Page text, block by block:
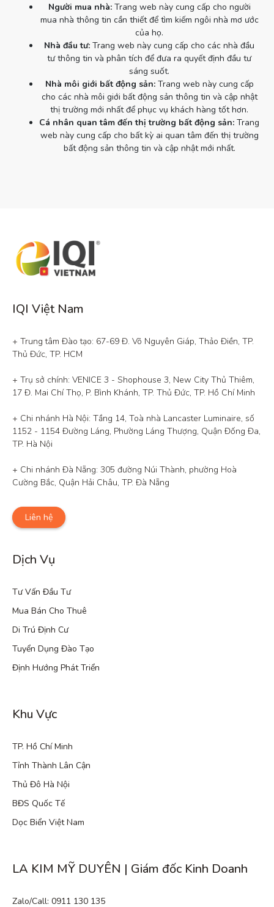
Người mua nhà:Trang web này cung cấp cho người
mua nhà thông tin cần thiết để tìm kiếm ngôi nhà mơ ước
của họ.
Nhà đầu tư: Trang web này cung cấp cho các nhà đầu
tư thông tin và phân tích để đưa ra quyết định đầu tư
sáng suốt.
Nhà môi giới bất động sản:Trang web này cung cấp
cho các nhà môi giới bất động sản thông tin và cập nhật
thị trường mới nhất để phục vụ khách hàng tốt hơn.
Cá nhân quan tâm đến thị trường bất động sản: Trang
web này cung cấp cho bất kỳ ai quan tâm đến thị trường
bất động sản thông tin và cập nhật mới nhất.
IQI Việt Nam
+ Trung tâm Đào tạo: 67-69 Đ. Võ Nguyên Giáp, Thảo Điền, TP.
Thủ Đức, TP. HCM
+ Trụ sở chính: VENICE 3 - Shophouse 3, New City Thủ Thiêm,
17 Đ. Mai Chí Thọ, P. Bình Khánh, TP. Thủ Đức, TP. Hồ Chí Minh
+ Chi nhánh Hà Nội: Tầng 14, Toà nhà Lancaster Luminaire, số
1152 - 1154 Đường Láng, Phường Láng Thượng, Quận Đống Đa,
TP. Hà Nội
+ Chi nhánh Đà Nẵng: 305 đường Núi Thành, phường Hoà
Cường Bắc, Quận Hải Châu, TP. Đà Nẵng
Liên hệ
Dịch Vụ
Tư Vấn Đầu Tư
Mua Bán Cho Thuê
Di Trú Định Cư
Tuyển Dụng Đào Tạo
Định Hướng Phát Triển
Khu Vực
TP. Hồ Chí Minh
Tỉnh Thành Lân Cận
Thủ Đô Hà Nội
BĐS Quốc Tế
Dọc Biển Việt Nam
LA KIM MỸ DUYÊN | Giám đốc Kinh Doanh
Zalo/Call: 0911 130 135